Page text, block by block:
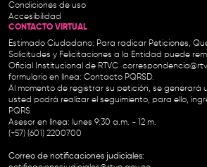
Condiciones de uso
Accesibilidad
CONTACTO VIRTUAL
Estimado Ciudadano: Para radicar Peticiones,
Solicitudes y Felicitaciones a la Entidad puede
Oficial Institucional de RTVC
formulario en línea: Contacto PQRSD.
Al momento de registrar su petición, se generará
usted podrá realizar el seguimiento, para ello,
PQRS
Asesor en línea: lunes 9:30 a.m. - 12 m.
(+57) (601) 2200700
Correo de notificaciones judiciales: